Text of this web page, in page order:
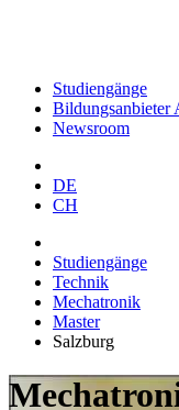
Studiengänge
Bildungsanbieter
Newsroom
DE
CH
Studiengänge
Technik
Mechatronik
Master
Salzburg